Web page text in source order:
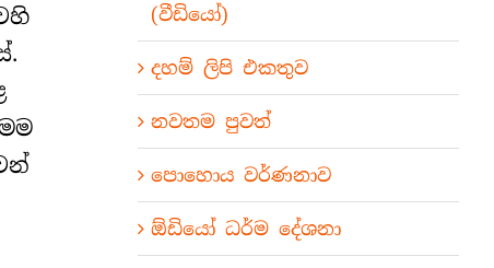
(වීඩියෝ)
දහම් ලිපි එකතුව
නවතම පුවත්
පොහොය වර්ණනාව
ඕඩියෝ ධර්ම දේශනා